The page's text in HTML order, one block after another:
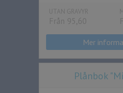
UTAN GRAVYR
Från 95,60
Mer
Plånbok